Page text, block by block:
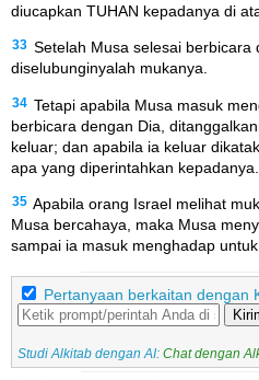
diucapkan TUHAN kepadanya di
33 Setelah Musa selesai berbicara
diselubunginyalah mukanya.
34 Tetapi apabila Musa masuk
berbicara dengan Dia,
keluar; dan apabila ia keluar
apa yang diperintahkan kepadanya.
35 Apabila orang Israel melihat
Musa bercahaya, maka Musa
sampai ia masuk menghadap
Pertanyaan berkaitan dengan
Studi Alkitab dengan AI: Chat dengan